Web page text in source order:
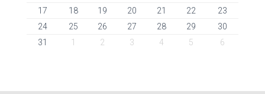
17
18 19 20 21 22
23
24
25 26 27 28 29
30
31
1 2 3 4 5 6